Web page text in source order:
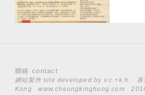
聯絡 contact
網站製作 site developed by v.c.+k.h.
香
Kongwww.cheungkinghung.com